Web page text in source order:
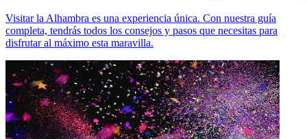
Visitar la Alhambra es una experiencia única. Con nuestra guía
completa, tendrás todos los consejos y pasos que necesitas para
disfrutar al máximo esta maravilla.